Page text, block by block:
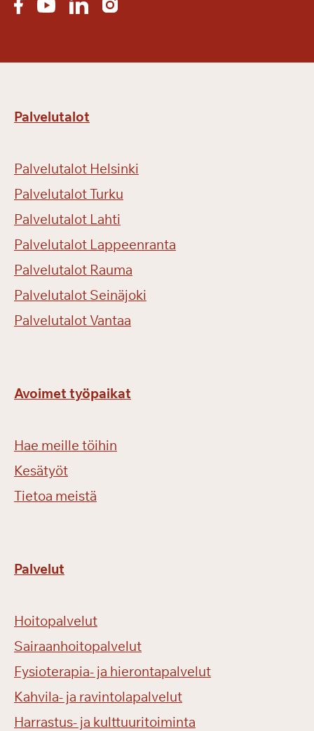
Palvelutalot
Palvelutalot Helsinki
Palvelutalot Turku
Palvelutalot Lahti
Palvelutalot Lappeenranta
Palvelutalot Rauma
Palvelutalot Seinäjoki
Palvelutalot Vantaa
Avoimet työpaikat
Hae meille töihin
Kesätyöt
Tietoa meistä
Palvelut
Hoitopalvelut
Sairaanhoitopalvelut
Fysioterapia- ja hierontapalvelut
Kahvila- ja ravintolapalvelut
Harrastus- ja kulttuuritoiminta